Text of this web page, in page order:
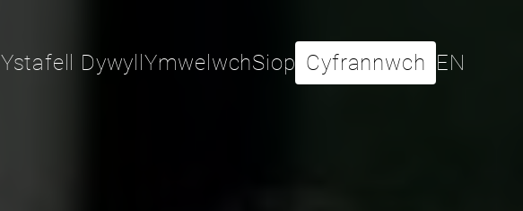
Ystafell Dywyll YmwelwchSiop Cyfrannwch EN